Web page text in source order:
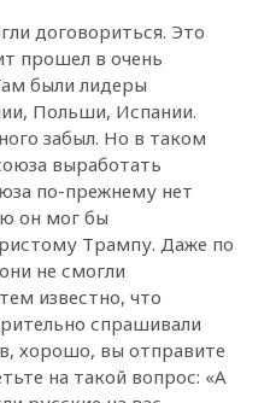
договориться. Это
прошел в очень
были лидеры
Польши, Испании.
забыл. Но в таком
выработать
по-прежнему нет
он мог бы
Трампу. Даже по
не смогли
известно, что
спрашивали
хорошо, вы отправите
на такой вопрос: «А